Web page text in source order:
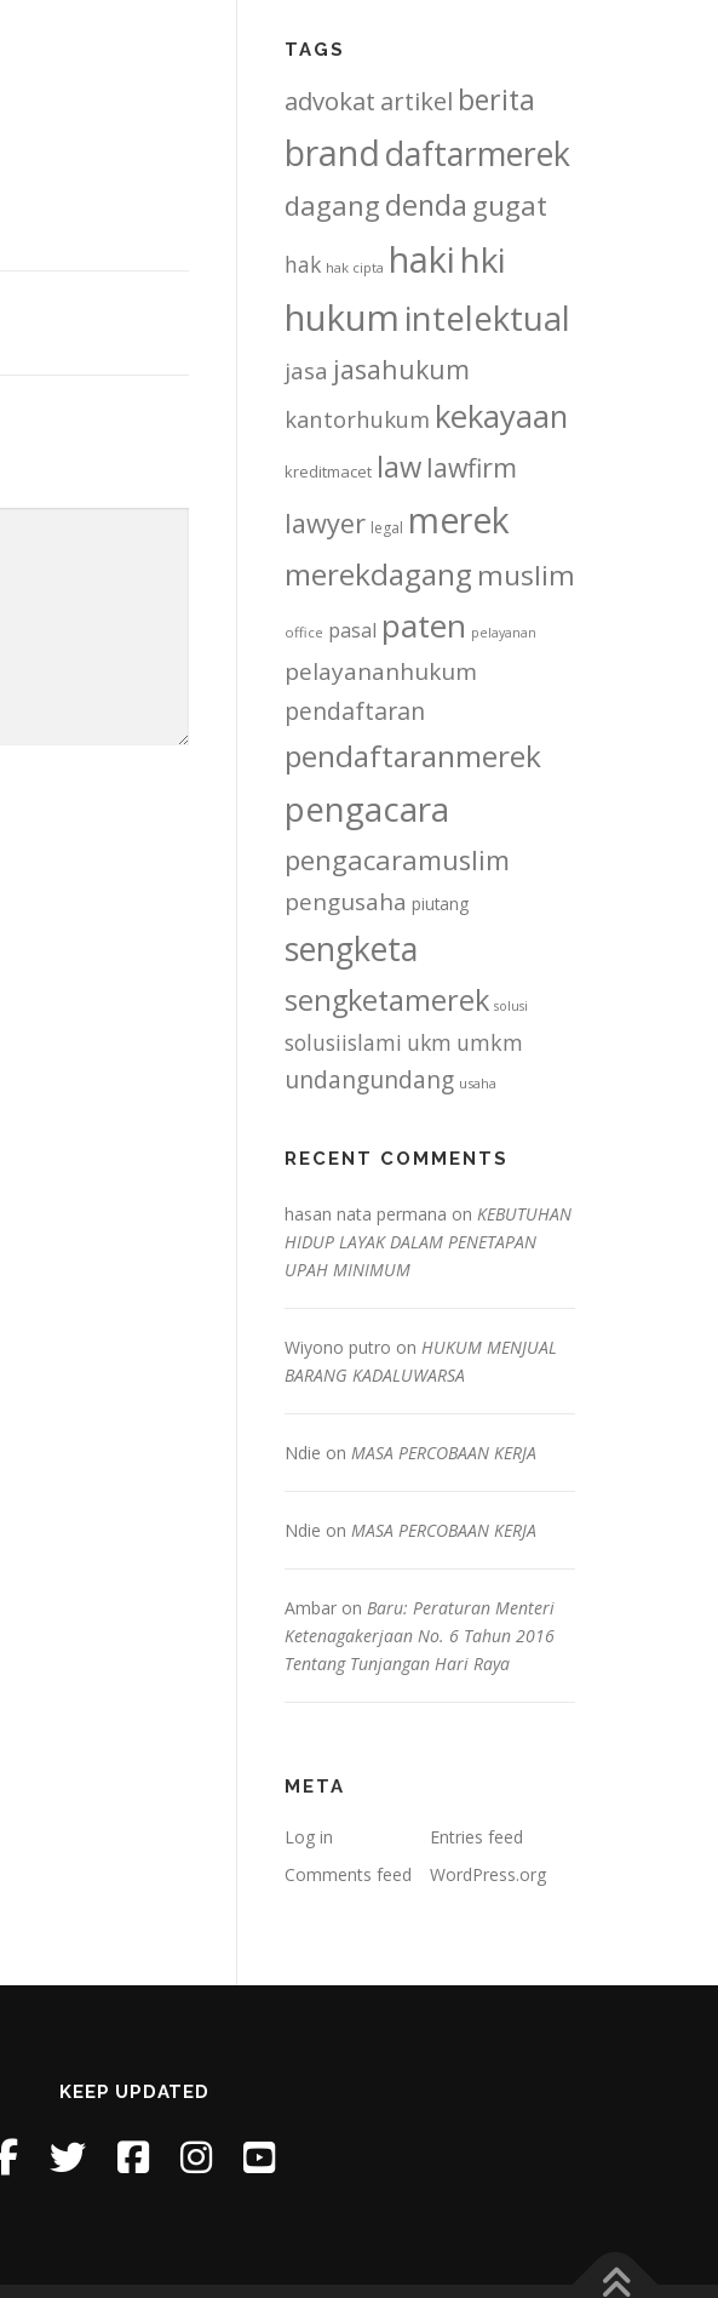
TAGS
advokat artikel berita
branddaftarmerek
dagang denda gugat
hak hak cipta haki hki
hukum intelektual
jasa jasahukum
kantorhukum kekayaan
kreditmacet law lawfirm
lawyer legal merek
merekdagang muslim
office pasal paten pelayanan
pelayananhukum
pendaftaran
pendaftaranmerek
pengacara
pengacaramuslim
pengusaha piutang
sengketa
sengketamerek solusi
solusiislami ukm umkm
undangundang usaha
RECENT COMMENTS
hasan nata permana on KEBUTUHAN
HIDUP LAYAK DALAM PENETAPAN
UPAH MINIMUM
Wiyono putro on HUKUM MENJUAL
BARANG KADALUWARSA
Ndie on MASA PERCOBAAN KERJA
Ndie on MASA PERCOBAAN KERJA
Ambar on Baru: Peraturan Menteri
Ketenagakerjaan No. 6 Tahun 2016
Tentang Tunjangan Hari Raya
META
Log in
Entries feed
Comments feed
WordPress.org
KEEP UPDATED